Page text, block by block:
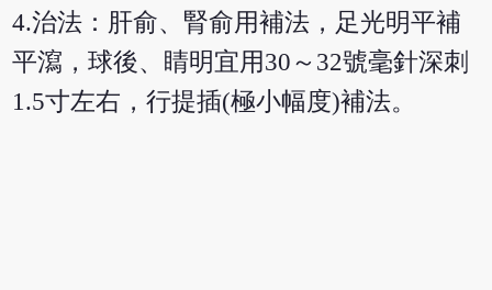
4.治法：肝俞、腎俞用補法，足光明平補
平瀉，球後、睛明宜用30～32號毫針深刺
1.5寸左右，行提插(極小幅度)補法。